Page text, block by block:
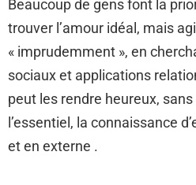
Beaucoup de gens font la
trouver l’amour idéal, mais
« imprudemment », en
sociaux et applications
peut les rendre heureux, sans
l’essentiel, la connaissance
et en externe .